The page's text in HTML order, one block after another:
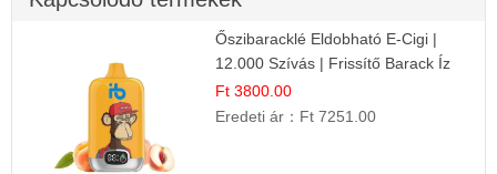
Őszibaracklé Eldobható E-Cigi |
12.000 Szívás | Frissítő Barack Íz
Ft 3800.00
Eredeti ár： Ft 7251.00